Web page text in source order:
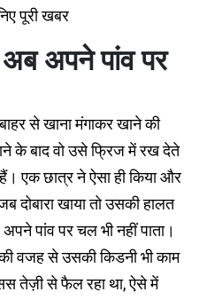
पूरी खबर
अपने पांव पर
से खाना मंगाकर खाने की
के बाद वो उसे फ्रिज में रख देते
एक छात्र ने ऐसा ही किया और
दोबारा खाया तो उसकी हालत
पांव पर चल भी नहीं पाता।
वजह से उसकी किडनी भी काम
तेज़ी से फैल रहा था, ऐसे में